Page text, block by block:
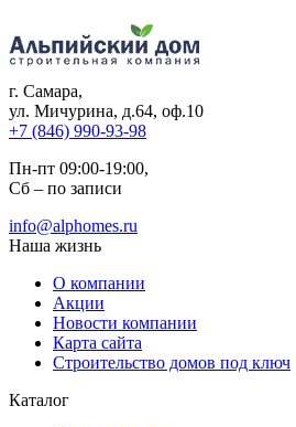
г. Самара,
ул. Мичурина, д.64, оф.10
+7 (846) 990-93-98
Пн-пт 09:00-19:00,
Сб – по записи
info@alphomes.ru
Наша жизнь
О компании
Акции
Новости компании
Карта сайта
Строительство домов под ключ
Каталог